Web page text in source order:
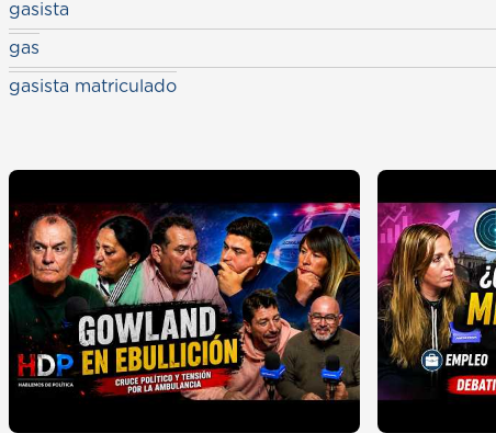
gasista
gas
gasista matriculado